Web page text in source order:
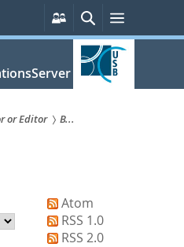
Persönliche
Services
SucheMenü
or Editor
B...
Atom
RSS 1.0
RSS 2.0